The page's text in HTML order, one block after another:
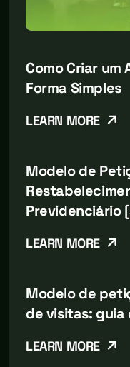
Como Criar um
Forma Simples
LEARN MORE
Modelo de
Previdenciário
LEARN MORE
Modelo de
de visitas: guia
LEARN MORE